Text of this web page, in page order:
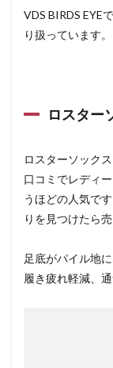
VDS BIRDS EYE
り扱っています。
ロスター
ロスターソック
口コミでレディ
うほどの人気で
りを見つけたら
足底がパイル地
履き疲れ軽減、